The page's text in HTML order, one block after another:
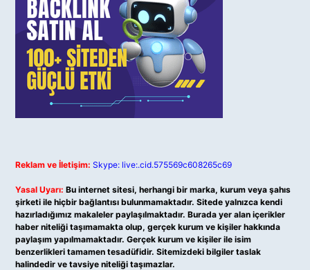
Reklam ve İletişim: Skype: live:.cid.575569c608265c69
Yasal Uyarı: Bu internet sitesi, herhangi bir marka, kurum veya şahıs
şirketi ile hiçbir bağlantısı bulunmamaktadır. Sitede yalnızca kendi
hazırladığımız makaleler paylaşılmaktadır. Burada yer alan içerikler
haber niteliği taşımamakta olup, gerçek kurum ve kişiler hakkında
paylaşım yapılmamaktadır. Gerçek kurum ve kişiler ile isim
benzerlikleri tamamen tesadüfidir. Sitemizdeki bilgiler taslak
halindedir ve tavsiye niteliği taşımazlar.